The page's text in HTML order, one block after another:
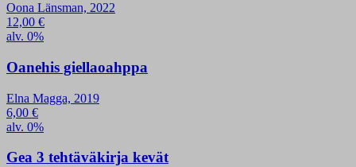
Oona Länsman, 2022
12,00 €
alv. 0%
Oanehis giellaoahppa
Elna Magga, 2019
6,00 €
alv. 0%
Gea 3 tehtäväkirja kevät